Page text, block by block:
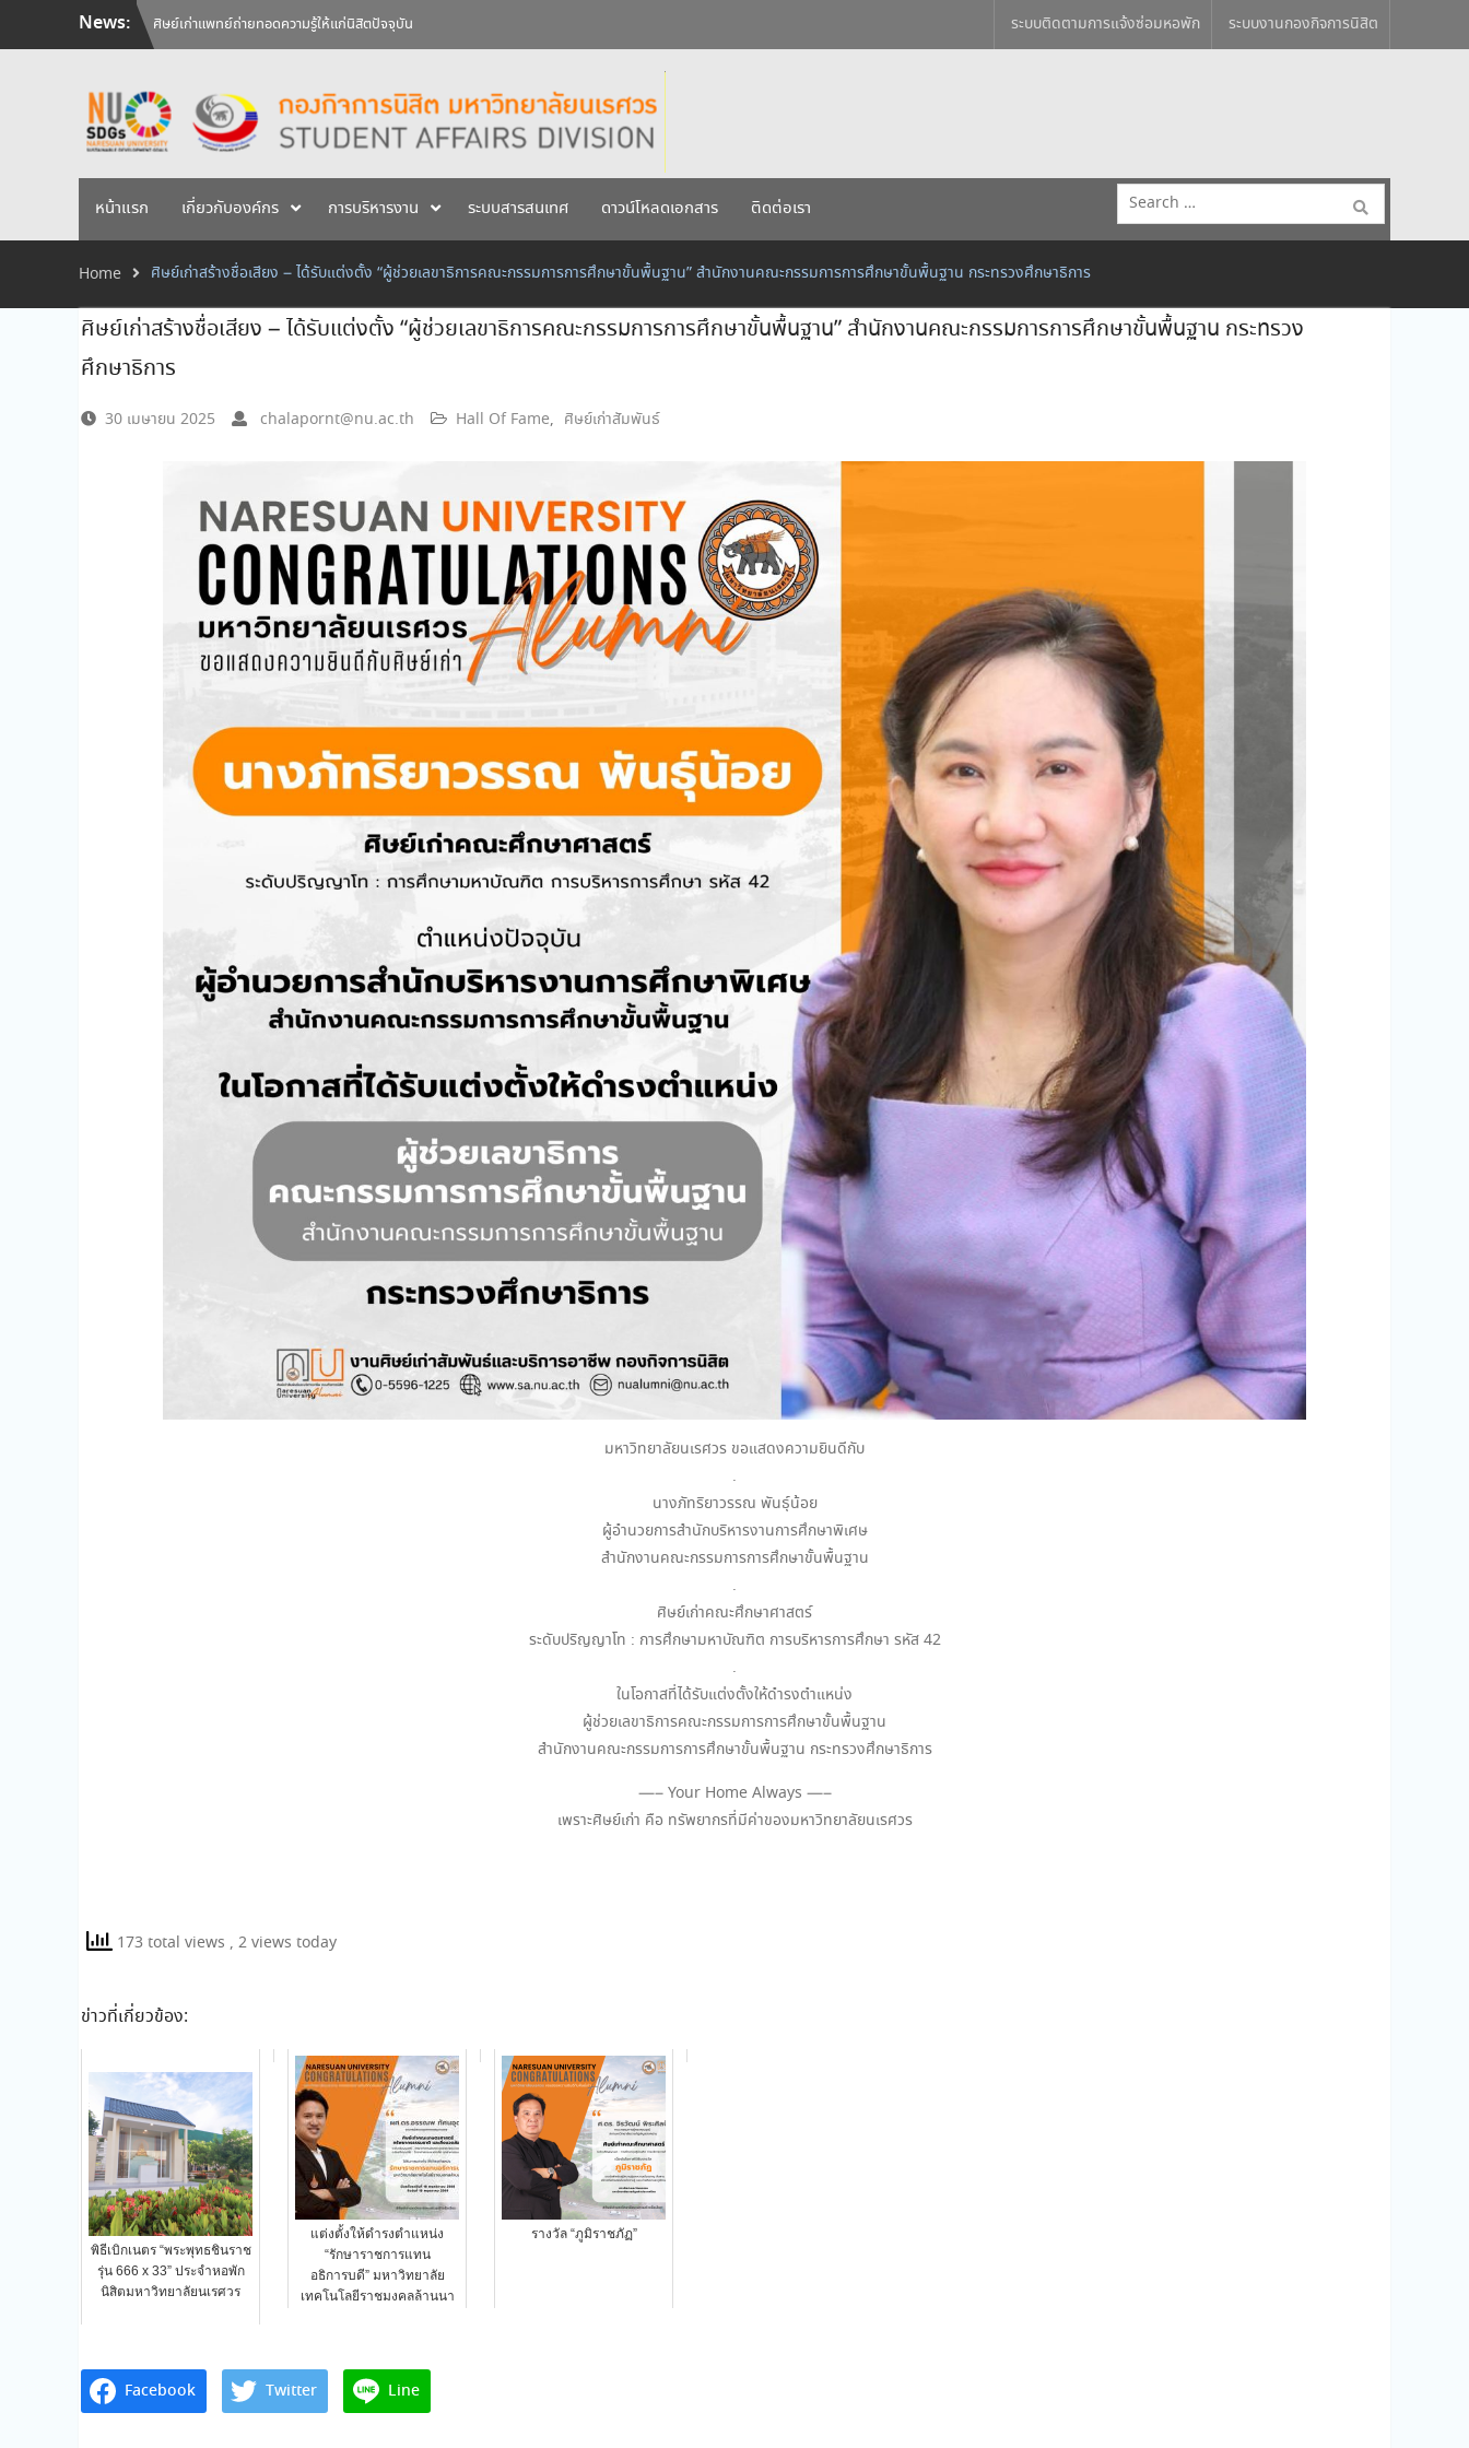
News:
ศิษย์เก่าแพทย์ถ่ายทอดความรู้ให้แก่นิสิตปัจจุบัน
วันคล้ายวันสถาปนามหาวิทยาลัยนเรศวร ครบรอบ 36 ปี 29 กรกฎาคม 2569
ระบบติดตามการแจ้งซ่อมหอพัก ระบบงานกองกิจการนิสิต
หน้าแรก เกี่ยวกับองค์กร การบริหารงาน ระบบสารสนเทศ ดาวน์โหลดเอกสาร ติดต่อเรา
Search
for:
Home ศิษย์เก่าสร้างชื่อเสียง – ได้รับแต่งตั้ง “ผู้ช่วยเลขาธิการคณะกรรมการการศึกษาขั้นพื้นฐาน” สำนักงานคณะกรรมการการศึกษาขั้นพื้นฐาน กระทรวงศึกษาธิการ
ศิษย์เก่าสร้างชื่อเสียง – ได้รับแต่งตั้ง “ผู้ช่วยเลขาธิการคณะกรรมการการศึกษาขั้นพื้นฐาน” สำนักงานคณะกรรมการการศึกษาขั้นพื้นฐาน กระทรวง
ศึกษาธิการ
30 เมษายน 2025 chalapornt@nu.ac.th Hall Of Fame, ศิษย์เก่าสัมพันธ์
มหาวิทยาลัยนเรศวร ขอแสดงความยินดีกับ
.
นางภัทริยาวรรณ พันธุ์น้อย
ผู้อำนวยการสำนักบริหารงานการศึกษาพิเศษ
สำนักงานคณะกรรมการการศึกษาขั้นพื้นฐาน
.
ศิษย์เก่าคณะศึกษาศาสตร์
ระดับปริญญาโท : การศึกษามหาบัณฑิต การบริหารการศึกษา รหัส 42
.
ในโอกาสที่ได้รับแต่งตั้งให้ดำรงตำแหน่ง
ผู้ช่วยเลขาธิการคณะกรรมการการศึกษาขั้นพื้นฐาน
สำนักงานคณะกรรมการการศึกษาขั้นพื้นฐาน กระทรวงศึกษาธิการ
—– Your Home Always —–
เพราะศิษย์เก่า คือ ทรัพยากรที่มีค่าของมหาวิทยาลัยนเรศวร
173 total views , 2 views today
ข่าวที่เกี่ยวข้อง:
พิธีเบิกเนตร “พระพุทธชินราช
รุ่น 666 x 33” ประจำหอพัก
นิสิตมหาวิทยาลัยนเรศวร
แต่งตั้งให้ดำรงตำแหน่ง
“รักษาราชการแทน
อธิการบดี” มหาวิทยาลัย
เทคโนโลยีราชมงคลล้านนา
รางวัล “ภูมิราชภัฏ”
Facebook Twitter Line